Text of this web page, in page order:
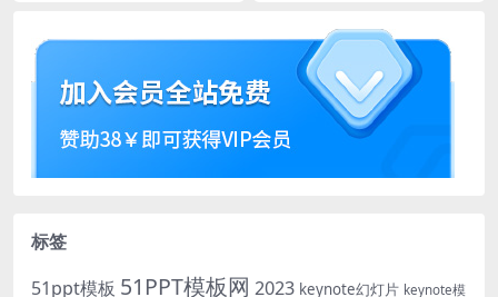
标签
51ppt模板 51PPT模板网 2023 keynote幻灯片 keynote模